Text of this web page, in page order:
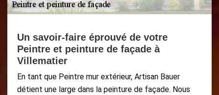
Un savoir-faire éprouvé de votre
Peintre et peinture de façade à
Villematier
En tant que Peintre mur extérieur, Artisan Bauer
détient une large dans la peinture de façade. Nous